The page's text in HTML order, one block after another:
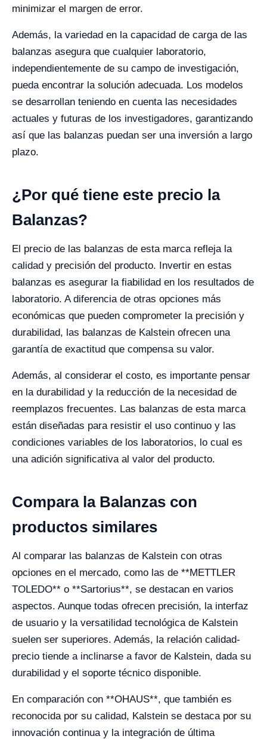
minimizar el margen de error.
Además, la variedad en la capacidad de carga de las
balanzas asegura que cualquier laboratorio,
independientemente de su campo de investigación,
pueda encontrar la solución adecuada. Los modelos
se desarrollan teniendo en cuenta las necesidades
actuales y futuras de los investigadores, garantizando
así que las balanzas puedan ser una inversión a largo
plazo.
¿Por qué tiene este precio la
Balanzas?
El precio de las balanzas de esta marca refleja la
calidad y precisión del producto. Invertir en estas
balanzas es asegurar la fiabilidad en los resultados de
laboratorio. A diferencia de otras opciones más
económicas que pueden comprometer la precisión y
durabilidad, las balanzas de Kalstein ofrecen una
garantía de exactitud que compensa su valor.
Además, al considerar el costo, es importante pensar
en la durabilidad y la reducción de la necesidad de
reemplazos frecuentes. Las balanzas de esta marca
están diseñadas para resistir el uso continuo y las
condiciones variables de los laboratorios, lo cual es
una adición significativa al valor del producto.
Compara la Balanzas con
productos similares
Al comparar las balanzas de Kalstein con otras
opciones en el mercado, como las de **METTLER
TOLEDO** o **Sartorius**, se destacan en varios
aspectos. Aunque todas ofrecen precisión, la interfaz
de usuario y la versatilidad tecnológica de Kalstein
suelen ser superiores. Además, la relación calidad-
precio tiende a inclinarse a favor de Kalstein, dada su
durabilidad y el soporte técnico disponible.
En comparación con **OHAUS**, que también es
reconocida por su calidad, Kalstein se destaca por su
innovación continua y la integración de última